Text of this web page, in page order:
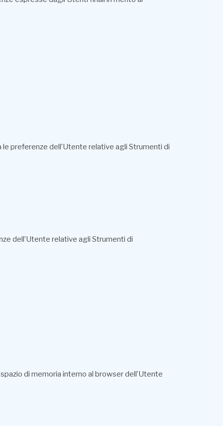
preferenze dell’Utente relative agli Strumenti di
dell’Utente relative agli Strumenti di
di memoria interno al browser dell’Utente